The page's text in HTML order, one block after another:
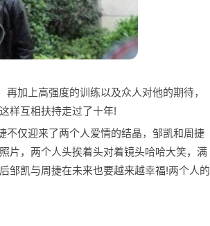
加上高强度的训练以及众人对他的期待，
样互相扶持走过了十年!
不仅迎来了两个人爱情的结晶，邹凯和周捷
片，两个人头挨着头对着镜头哈哈大笑，满
邹凯与周捷在未来也要越来越幸福!两个人的